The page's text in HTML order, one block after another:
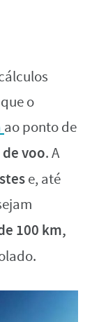
o
ao ponto de
voo. A
e, até
100 km,